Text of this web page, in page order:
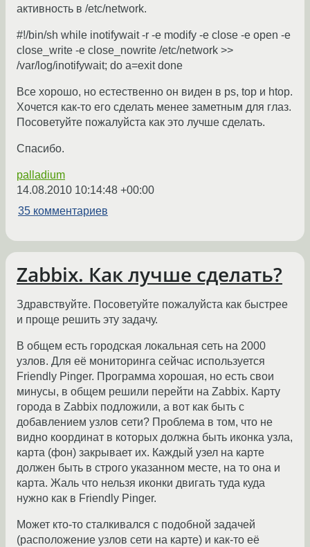
активность в /etc/network.
#!/bin/sh while inotifywait -r -e modify -e close -e open -e
close_write -e close_nowrite /etc/network >>
/var/log/inotifywait; do a=exit done
Все хорошо, но естественно он виден в ps, top и htop.
Хочется как-то его сделать менее заметным для глаз.
Посоветуйте пожалуйста как это лучше сделать.
Спасибо.
palladium
14.08.2010 10:14:48 +00:00
35 комментариев
Zabbix. Как лучше сделать?
Здравствуйте. Посоветуйте пожалуйста как быстрее
и проще решить эту задачу.
В общем есть городская локальная сеть на 2000
узлов. Для её мониторинга сейчас используется
Friendly Pinger. Программа хорошая, но есть свои
минусы, в общем решили перейти на Zabbix. Карту
города в Zabbix подложили, а вот как быть с
добавлением узлов сети? Проблема в том, что не
видно координат в которых должна быть иконка узла,
карта (фон) закрывает их. Каждый узел на карте
должен быть в строго указанном месте, на то она и
карта. Жаль что нельзя иконки двигать туда куда
нужно как в Friendly Pinger.
Может кто-то сталкивался с подобной задачей
(расположение узлов сети на карте) и как-то её